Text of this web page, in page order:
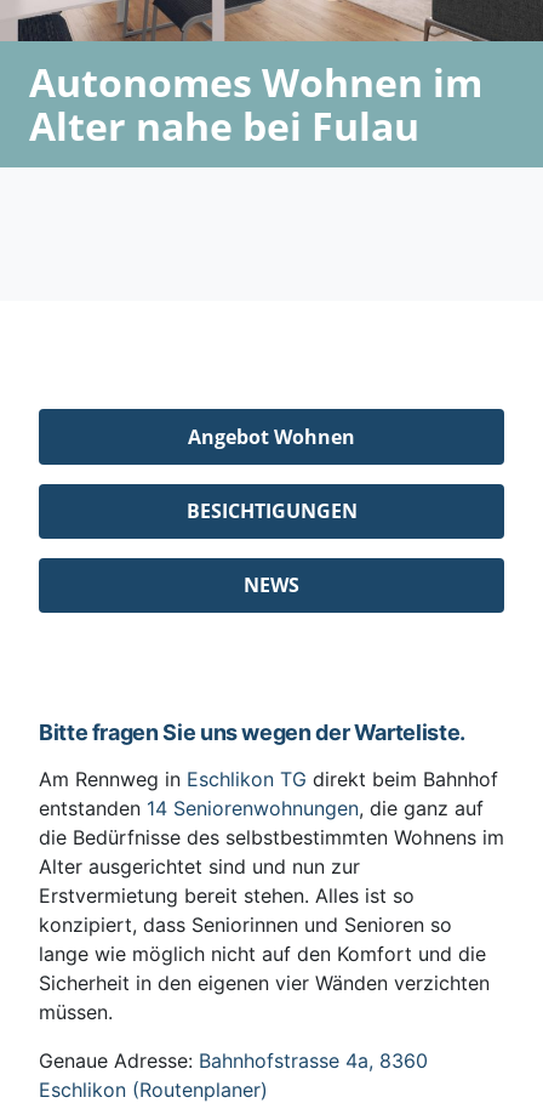
Autonomes Wohnen im
Alter nahe bei Fulau
Angebot Wohnen
BESICHTIGUNGEN
NEWS
Bitte fragen Sie uns wegen der Warteliste.
Am Rennweg in Eschlikon TG direkt beim Bahnhof
entstanden 14 Seniorenwohnungen, die ganz auf
die Bedürfnisse des selbstbestimmten Wohnens im
Alter ausgerichtet sind und nun zur
Erstvermietung bereit stehen. Alles ist so
konzipiert, dass Seniorinnen und Senioren so
lange wie möglich nicht auf den Komfort und die
Sicherheit in den eigenen vier Wänden verzichten
müssen.
Genaue Adresse: Bahnhofstrasse 4a, 8360
Eschlikon (Routenplaner)